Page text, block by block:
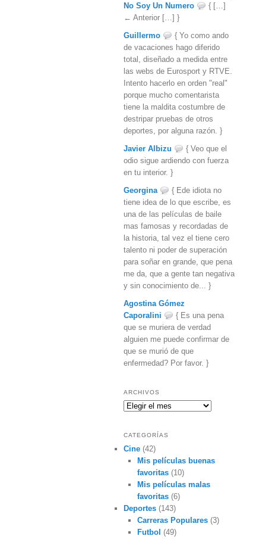
No Soy Un Numero
{ […]
← Anterior […] }
Guillermo
{ Yo como ando
de vacaciones hago diferido
total, diseñado a medida entre
las webs de Eurosport y RTVE.
Intento hacerlo en orden "real"
porque mucho comentarista
tiene la maldita costumbre de
destripar pruebas de otros
deportes, por alguna razón. }
Javier Albizu
{ Veo que el
odio sigue ardiendo con fuerza
en tu interior. }
Georgina
{ Ede idiota no
tiene idea de lo que escribe, es
una de las películas de baile
mas famosas y recordadas de
la historia, tal vez el tiene cero
talento ni poder de superación
para soñar en grande, que pena
me da, que a gente tan negativa
y sin conocimiento de... }
Agostina Gómez
Caporalini
{ Es una pena
que se muriera de verdad
alguien me puede confirmar de
que se murió de que
enfermedad? Por favor. }
ARCHIVOS
Archivos
CATEGORÍAS
Cine (42)
Mis películas buenas
favoritas(10)
Mis películas malas
favoritas(6)
Deportes (143)
Carreras Populares(3)
Futbol (49)